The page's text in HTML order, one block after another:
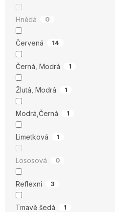
Hnědá 0
Červená 14
Černá, Modrá 1
Žlutá, Modrá 1
Modrá,Černá 1
Limetková 1
Lososová 0
Reflexní 3
Tmavě šedá 1